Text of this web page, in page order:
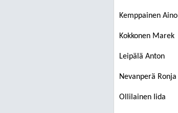
Kemppainen Aino
Kokkonen Marek
Leipälä Anton
Nevanperä Ronja
Ollilainen Iida